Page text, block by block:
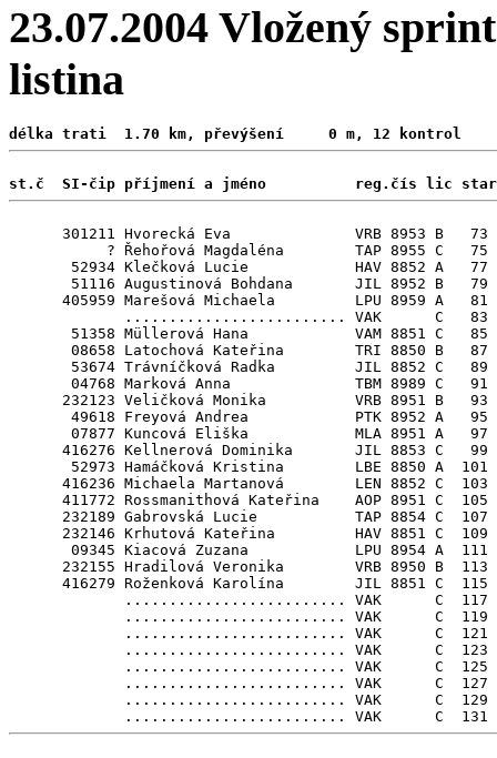
23.07.2004 Vložený
listina
délka trati  1.70 km, převýšení     0 m, 12 kontrol
st.č  SI-čip příjmení a jméno          reg.čís lic
      301211 Hvorecká Eva              VRB 8953 B   73
? Řehořová Magdaléna        TAP 8955 C   75
       52934 Klečková Lucie            HAV 8852 A   77
       51116 Augustinová Bohdana       JIL 8952 B   79
      405959 Marešová Michaela         LPU 8959 A   81
             ......................... VAK      C   83
       51358 Müllerová Hana            VAM 8851 C   85
       08658 Latochová Kateřina        TRI 8850 B   87
       53674 Trávníčková Radka         JIL 8852 C   89
       04768 Marková Anna              TBM 8989 C   91
      232123 Veličková Monika          VRB 8951 B   93
       49618 Freyová Andrea            PTK 8952 A   95
       07877 Kuncová Eliška            MLA 8951 A   97
      416276 Kellnerová Dominika       JIL 8853 C   99
       52973 Hamáčková Kristina        LBE 8850 A  101
      416236 Michaela Martanová        LEN 8852 C  103
      411772 Rossmanithová Kateřina    AOP 8951 C  105
      232189 Gabrovská Lucie           TAP 8854 C  107
      232146 Krhutová Kateřina         HAV 8851 C  109
       09345 Kiacová Zuzana            LPU 8954 A  111
      232155 Hradilová Veronika        VRB 8950 B  113
      416279 Roženková Karolína        JIL 8851 C  115
             ......................... VAK      C  117
             ......................... VAK      C  119
             ......................... VAK      C  121
             ......................... VAK      C  123
             ......................... VAK      C  125
             ......................... VAK      C  127
             ......................... VAK      C  129